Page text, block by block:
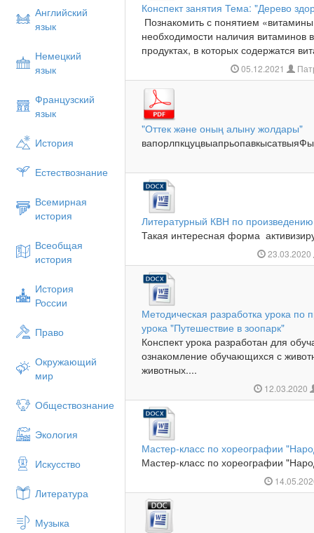
Английский
язык
Немецкий
язык
Французский
язык
История
Естествознание
Всемирная
история
Всеобщая
история
История
России
Право
Окружающий
мир
Обществознание
Экология
Искусство
Литература
Музыка
Конспект занятия Тема: "Дерево
Познакомить с понятием
необходимости наличия витаминов
продуктах, в которых содержатся
05.12.2021
"Оттек және оның алыну жолдары"
Литературный КВН по
Такая интересная форма
23.03.2020
Методическая разработка урока
урока "Путешествие в зоопарк"
Конспект урока разработан для
ознакомление обучающихся с
животных....
12.03.2020
Мастер-класс по хореографии
Мастер-класс по хореографии